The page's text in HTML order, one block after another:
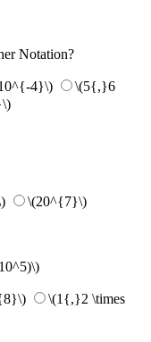
Notation?
4}\)
\(5{,}6
\(20^{7}\)
\(1{,}2 \times